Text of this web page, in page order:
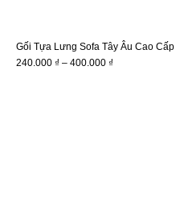
Gối Tựa Lưng Sofa Tây Âu Cao Cấp
240.000 ₫ – 400.000 ₫Khoảng